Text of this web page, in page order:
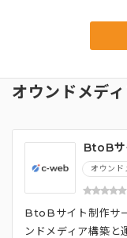
オウンドメデ
BtoB
オウンド
BtoBサイト制作サ
ンドメディア構築と